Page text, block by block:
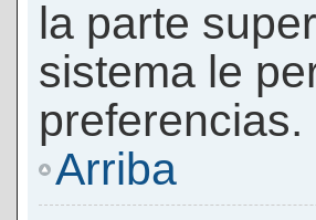
la parte
sistema le
preferencias.
Arriba